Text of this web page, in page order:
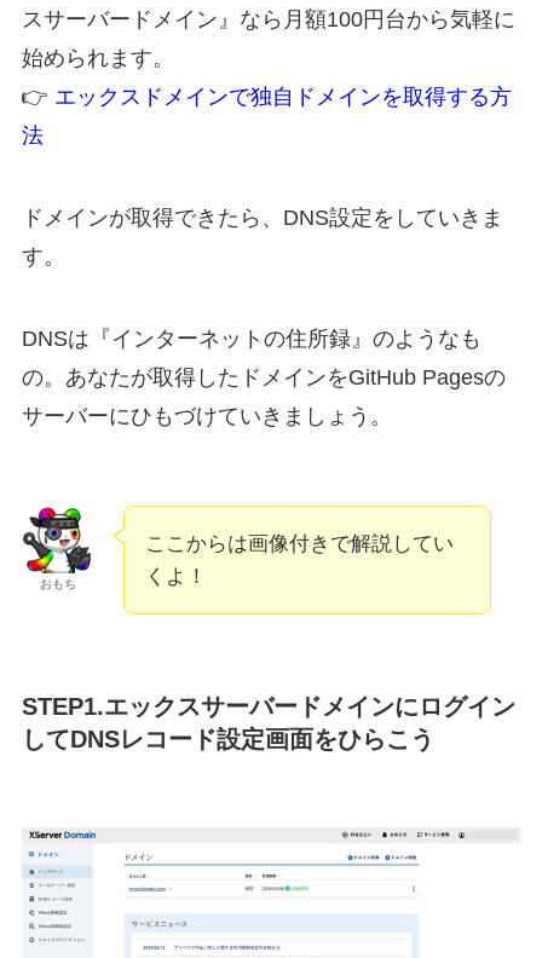
スサーバードメイン』なら月額100円台から気軽に
始められます。
👉 エックスドメインで独自ドメインを取得する方
法
ドメインが取得できたら、DNS設定をしていきま
す。
DNSは『インターネットの住所録』のようなも
の。あなたが取得したドメインをGitHub Pagesの
サーバーにひもづけていきましょう。
おもち
ここからは画像付きで解説してい
くよ！
STEP1.エックスサーバードメインにログイン
してDNSレコード設定画面をひらこう